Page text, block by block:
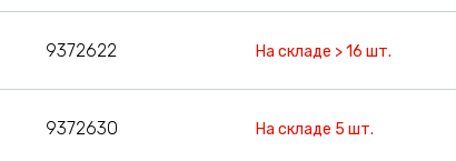
9372622 На складе > 16 шт.
9372630 На складе 5 шт.